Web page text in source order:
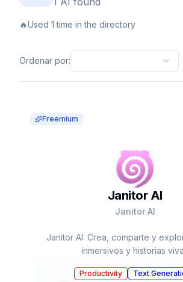
🔥Used 1 time in the directory
Ordenar por:
Freemium
Janitor AI
Janitor AI
Janitor AI: Crea, comparte y
inmersivos y historias
Productivity
Text